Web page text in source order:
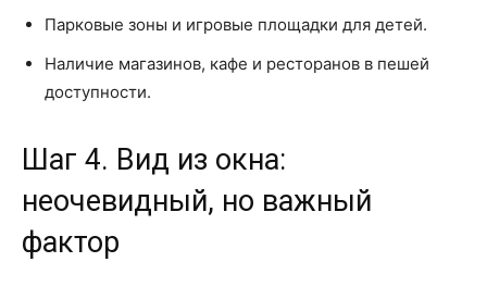
Парковые зоны и игровые площадки для детей.
Наличие магазинов, кафе и ресторанов в пешей
доступности.
Шаг 4. Вид из окна:
неочевидный, но важный
фактор